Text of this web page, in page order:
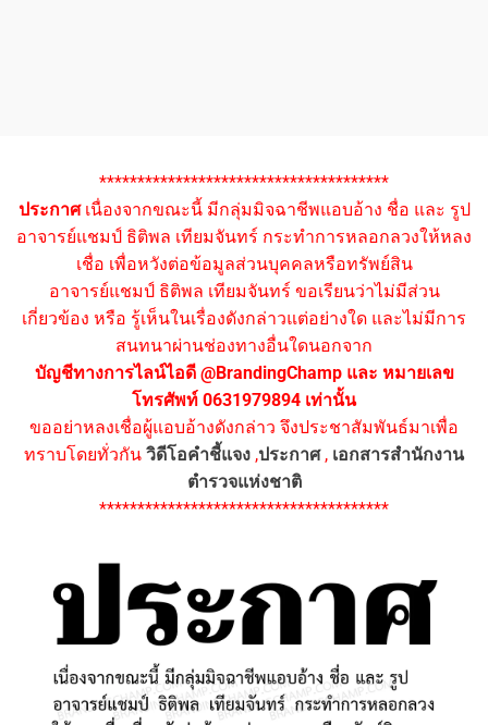
**************************************
ประกาศเนื่องจากขณะนี้ มีกลุ่มมิจฉาชีพแอบอ้าง ชื่อ และ รูป
อาจารย์แชมป์ ธิติพล เทียมจันทร์ กระทำการหลอกลวงให้หลง
เชื่อ เพื่อหวังต่อข้อมูลส่วนบุคคลหรือทรัพย์สิน
อาจารย์แชมป์ ธิติพล เทียมจันทร์ ขอเรียนว่าไม่มีส่วน
เกี่ยวข้อง หรือ รู้เห็นในเรื่องดังกล่าวแต่อย่างใด และไม่มีการ
สนทนาผ่านช่องทางอื่นใดนอกจาก
บัญชีทางการไลน์ไอดี @BrandingChamp และ หมายเลข
โทรศัพท์ 0631979894 เท่านั้น
ขออย่าหลงเชื่อผู้แอบอ้างดังกล่าว จึงประชาสัมพันธ์มาเพื่อ
ทราบโดยทั่วกัน วิดีโอคำชี้แจง ,ประกาศ, เอกสารสำนักงาน
ตำรวจแห่งชาติ
**************************************